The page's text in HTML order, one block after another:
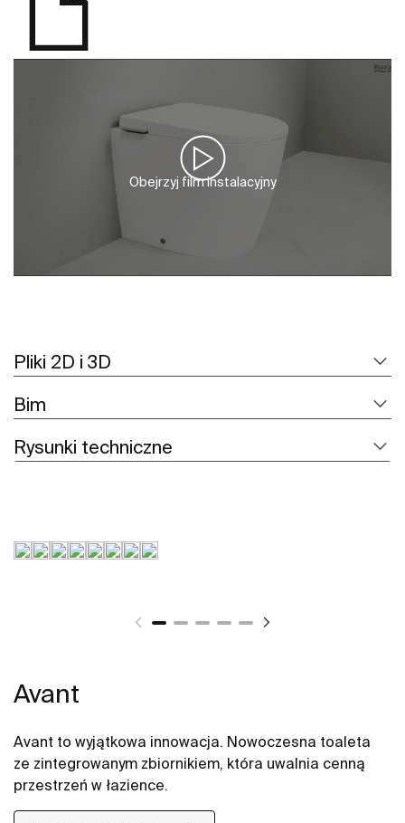
Obejrzyj film instalacyjny
Pliki 2D i 3D
Bim
Rysunki techniczne
Avant
Avant to wyjątkowa innowacja. Nowoczesna toaleta
ze zintegrowanym zbiornikiem, która uwalnia cenną
przestrzeń w łazience.